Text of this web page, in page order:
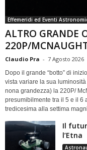
Effemeridi ed Eventi
ALTRO GRANDE
220P/
Claudio Pra - 7 Agosto 2026
Dopo il grande “botto” di
vista variare la sua
nona grandezza) la 220P/
presumibilmente tra il 5 e il 6
tredicesima alla settima
Il
l’Etna